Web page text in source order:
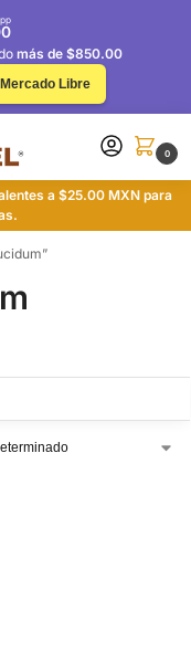
más de $850.00
Libre
0
a $25.00 MXN para